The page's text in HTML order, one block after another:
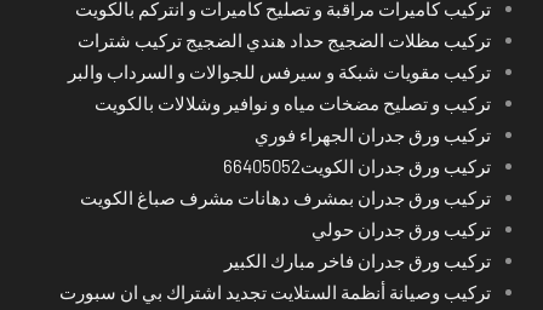
تركيب كاميرات مراقبة و تصليح كاميرات و انتركم بالكويت
تركيب مظلات الضجيج حداد هندي الضجيج تركيب شترات
تركيب مقويات شبكة و سيرفس للجوالات و السرداب والبر
تركيب و تصليح مضخات مياه و نوافير وشلالات بالكويت
تركيب ورق جدران الجهراء فوري
تركيب ورق جدران الكويت66405052
تركيب ورق جدران بمشرف دهانات مشرف صباغ الكويت
تركيب ورق جدران حولي
تركيب ورق جدران فاخر مبارك الكبير
تركيب وصيانة أنظمة الستلايت تجديد اشتراك بي ان سبورت